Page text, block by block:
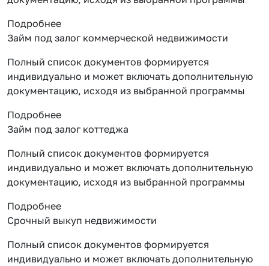
Подробнее
Займ под залог коммерческой недвижимости
Полный список документов формируется
индивидуально и может включать дополнительную
документацию, исходя из выбранной программы
Подробнее
Займ под залог коттеджа
Полный список документов формируется
индивидуально и может включать дополнительную
документацию, исходя из выбранной программы
Подробнее
Срочный выкуп недвижимости
Полный список документов формируется
индивидуально и может включать дополнительную